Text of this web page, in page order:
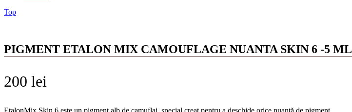
Top
PIGMENT ETALON MIX CAMOUFLAGE NUANTA SKIN 6 -5 ML
200 lei
EtalonMix Skin 6 este un pigment alb de camuflaj, special creat pentru a deschide orice nuanță de pigment.